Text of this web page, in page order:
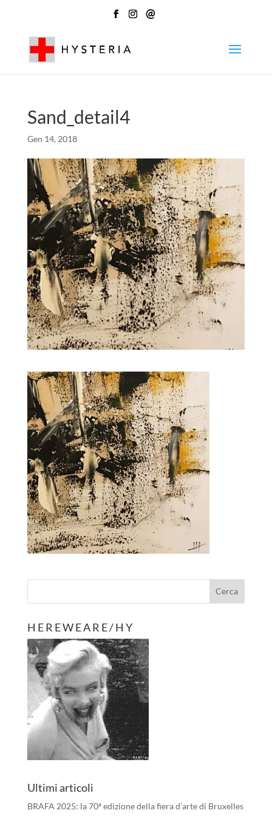
@
Sand_detail4
Gen 14, 2018
H E R E W E A R E / H Y
Ultimi articoli
BRAFA 2025: la 70ª edizione della fiera d’arte di Bruxelles